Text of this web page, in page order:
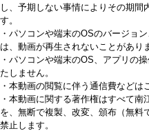
し、予期しない事情によりその期間
す。
・パソコンや端末のOSのバージョ
は、動画が再生されないことがあり
・パソコンや端末のOS、アプリの
たしません。
・本動画の閲覧に伴う通信費などは
・本動画に関する著作権はすべて
を、無断で複製、改変、頒布（無料
禁止します。